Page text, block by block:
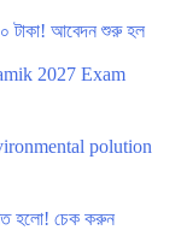
টাকা! আবেদন শুরু হল
2027 Exam
polution
হলো! চেক করুন